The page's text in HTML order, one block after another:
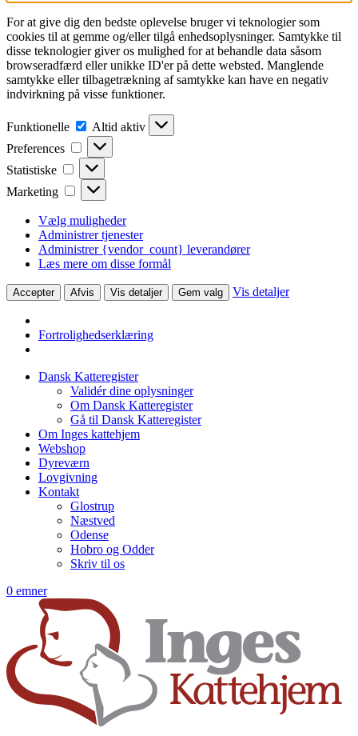
For at give dig den bedste oplevelse bruger vi teknologier som
cookies til at gemme og/eller tilgå enhedsoplysninger. Samtykke til
disse teknologier giver os mulighed for at behandle data såsom
browseradfærd eller unikke ID'er på dette websted. Manglende
samtykke eller tilbagetrækning af samtykke kan have en negativ
indvirkning på visse funktioner.
Funktionelle Funktionelle
Altid aktiv
Preferences
Preferences
Statistiske Statistiske
Marketing Marketing
Vælg muligheder
Administrer tjenester
Administrer {vendor_count} leverandører
Læs mere om disse formål
Accepter Afvis Vis detaljer Gem valg Vis detaljer
Fortrolighedserklæring
Dansk Katteregister
Validér dine oplysninger
Om Dansk Katteregister
Gå til Dansk Katteregister
Om Inges kattehjem
Webshop
Dyreværn
Lovgivning
Kontakt
Glostrup
Næstved
Odense
Hobro og Odder
Skriv til os
0 emner